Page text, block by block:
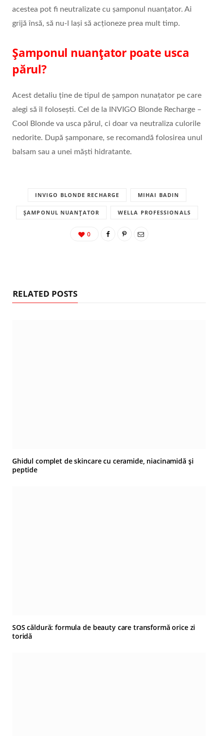
acestea pot fi neutralizate cu șamponul nuanțator. Ai
grijă însă, să nu-l lași să acționeze prea mult timp.
Șamponul nuanțator poate usca
părul?
Acest detaliu ține de tipul de șampon nunațator pe care
alegi să îl folosești. Cel de la INVIGO Blonde Recharge –
Cool Blonde va usca părul, ci doar va neutraliza culorile
nedorite. După șamponare, se recomandă folosirea unul
balsam sau a unei măști hidratante.
INVIGO BLONDE RECHARGE MIHAI BADIN
ȘAMPONUL NUANȚATOR WELLA PROFESSIONALS
0
RELATED POSTS
Ghidul complet de skincare cu ceramide, niacinamidă și
peptide
SOS căldură: formula de beauty care transformă orice zi
toridă